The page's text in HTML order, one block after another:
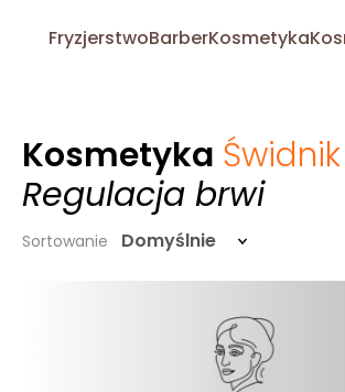
FryzjerstwoBarberKosmetyka
Kosmetyka Świdnik
Regulacja brwi
Sortowanie Domyślnie